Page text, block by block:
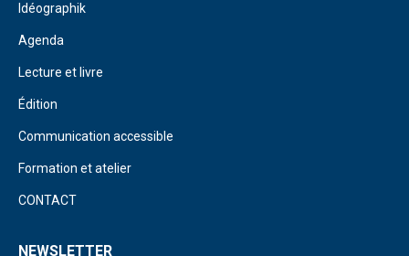
Idéographik
Agenda
Lecture et livre
Édition
Communication accessible
Formation et atelier
CONTACT
NEWSLETTER